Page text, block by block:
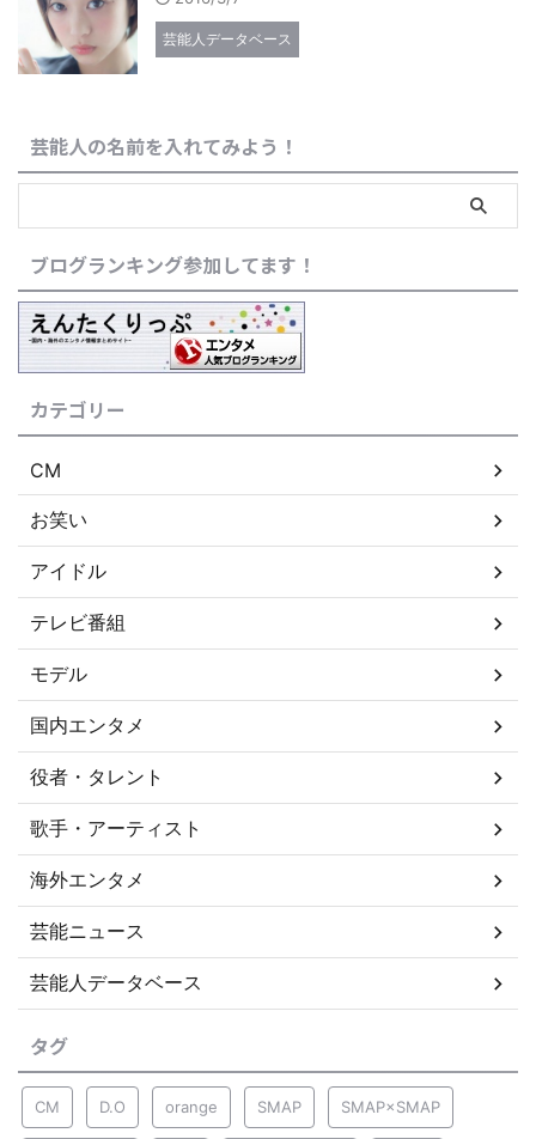
芸能人データベース
芸能人の名前を入れてみよう！
ブログランキング参加してます！
カテゴリー
CM
お笑い
アイドル
テレビ番組
モデル
国内エンタメ
役者・タレント
歌手・アーティスト
海外エンタメ
芸能ニュース
芸能人データベース
タグ
CM D.O orange SMAP SMAP×SMAP